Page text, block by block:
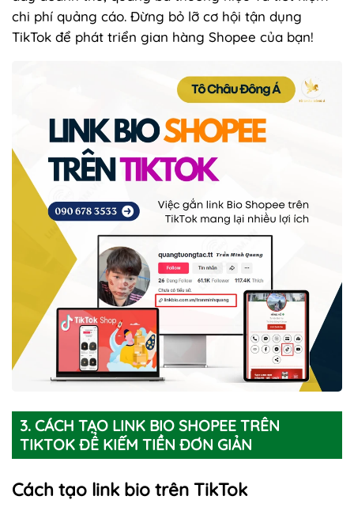
chi phí quảng cáo. Đừng bỏ lỡ cơ hội tận dụng
TikTok để phát triển gian hàng Shopee của bạn!
3. CÁCH TẠO LINK BIO SHOPEE TRÊN
TIKTOK ĐỂ KIẾM TIỀN ĐƠN GIẢN
Cách tạo link bio trên TikTok